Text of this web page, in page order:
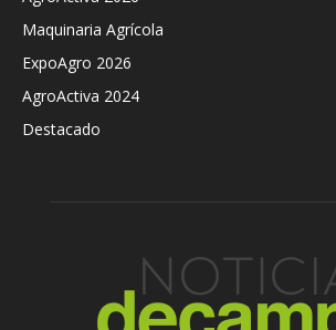
Maquinaria Agrícola
ExpoAgro 2026
AgroActiva 2024
Destacado